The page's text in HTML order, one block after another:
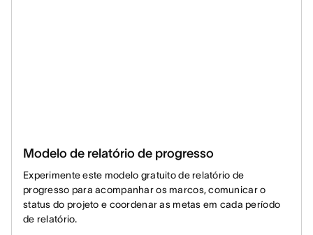
Modelo de relatório de progresso
Experimente este modelo gratuito de relatório de
progresso para acompanhar os marcos, comunicar o
status do projeto e coordenar as metas em cada período
de relatório.